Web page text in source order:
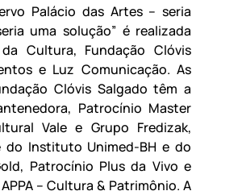
Palácio das Artes – seria
uma solução” é realizada
Cultura, Fundação Clóvis
e Luz Comunicação. As
Clóvis Salgado têm a
Patrocínio Master
Vale e Grupo Fredizak,
do Instituto Unimed-BH e do
Patrocínio Plus da Vivo e
– Cultura & Patrimônio. A